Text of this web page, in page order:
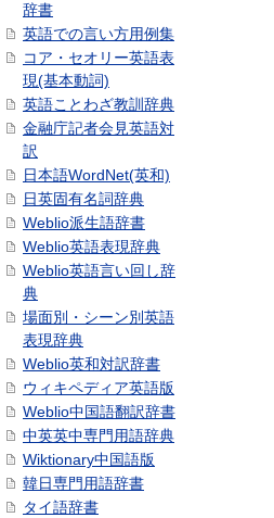
辞書
英語での言い方用例集
コア・セオリー英語表
現(基本動詞)
英語ことわざ教訓辞典
金融庁記者会見英語対
訳
日本語WordNet(英和)
日英固有名詞辞典
Weblio派生語辞書
Weblio英語表現辞典
Weblio英語言い回し辞
典
場面別・シーン別英語
表現辞典
Weblio英和対訳辞書
ウィキペディア英語版
Weblio中国語翻訳辞書
中英英中専門用語辞典
Wiktionary中国語版
韓日専門用語辞書
タイ語辞書